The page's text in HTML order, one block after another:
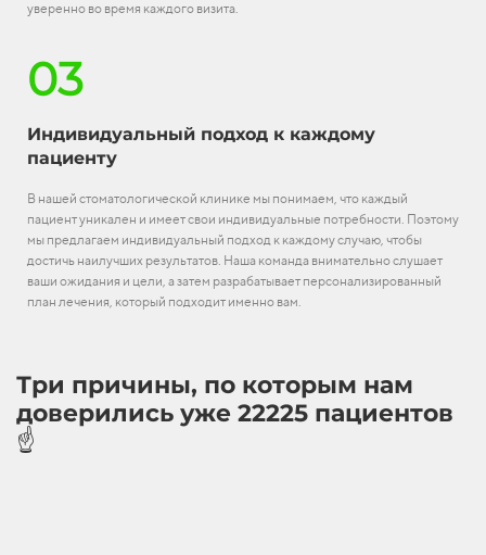
уверенно во время каждого визита.
03
Индивидуальный подход к каждому
пациенту
В нашей стоматологической клинике мы понимаем, что каждый
пациент уникален и имеет свои индивидуальные потребности. Поэтому
мы предлагаем индивидуальный подход к каждому случаю, чтобы
достичь наилучших результатов. Наша команда внимательно слушает
ваши ожидания и цели, а затем разрабатывает персонализированный
план лечения, который подходит именно вам.
Три причины, по которым нам
доверились уже 22225 пациентов
☝️